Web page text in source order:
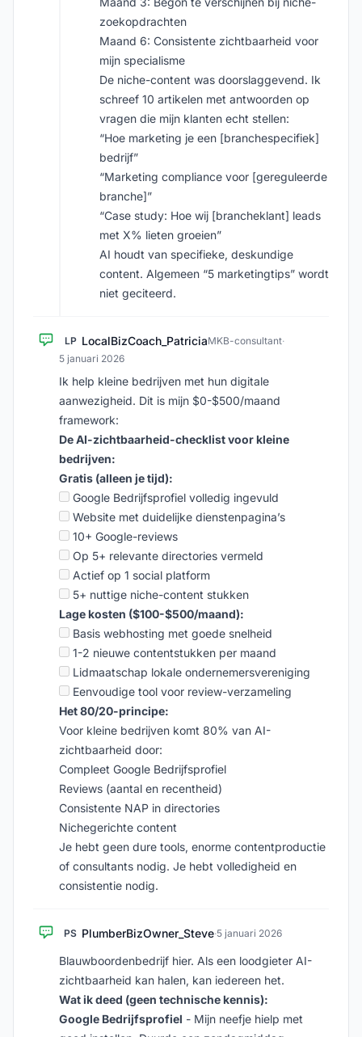
zoekopdrachten
Maand 6: Consistente zichtbaarheid voor
mijn specialisme
De niche-content was doorslaggevend. Ik
schreef 10 artikelen met antwoorden op
vragen die mijn klanten echt stellen:
“Hoe marketing je een [branchespecifiek]
bedrijf”
“Marketing compliance voor [gereguleerde
branche]”
“Case study: Hoe wij [brancheklant] leads
met X% lieten groeien”
AI houdt van specifieke, deskundige
content. Algemeen “5 marketingtips” wordt
niet geciteerd.
LP LocalBizCoach_PatriciaMKB-consultant·
5 januari 2026
Ik help kleine bedrijven met hun digitale
aanwezigheid. Dit is mijn $0-$500/maand
framework:
De AI-zichtbaarheid-checklist voor kleine
bedrijven:
Gratis (alleen je tijd):
Google Bedrijfsprofiel volledig ingevuld
Website met duidelijke dienstenpagina’s
10+ Google-reviews
Op 5+ relevante directories vermeld
Actief op 1 social platform
5+ nuttige niche-content stukken
Lage kosten ($100-$500/maand):
Basis webhosting met goede snelheid
1-2 nieuwe contentstukken per maand
Lidmaatschap lokale ondernemersvereniging
Eenvoudige tool voor review-verzameling
Het 80/20-principe:
Voor kleine bedrijven komt 80% van AI-
zichtbaarheid door:
Compleet Google Bedrijfsprofiel
Reviews (aantal en recentheid)
Consistente NAP in directories
Nichegerichte content
Je hebt geen dure tools, enorme contentproductie
of consultants nodig. Je hebt volledigheid en
consistentie nodig.
PS PlumberBizOwner_Steve·5 januari 2026
Blauwboordenbedrijf hier. Als een loodgieter AI-
zichtbaarheid kan halen, kan iedereen het.
Wat ik deed (geen technische kennis):
Google Bedrijfsprofiel - Mijn neefje hielp met